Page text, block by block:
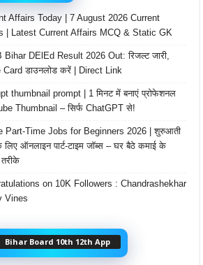
Affairs Today | 7 August 2026 Current
| Latest Current Affairs MCQ & Static GK
Bihar DElEd Result 2026 Out: रिजल्ट जारी,
Card डाउनलोड करें | Direct Link
thumbnail prompt | 1 मिनट में बनाएं प्रोफेशनल
Thumbnail – सिर्फ ChatGPT से!
Part-Time Jobs for Beginners 2026 | शुरुआती
लिए ऑनलाइन पार्ट-टाइम जॉब्स – घर बैठे कमाई के
on 10K Followers : Chandrashekhar
Vines
Bihar Board 10th 12th App